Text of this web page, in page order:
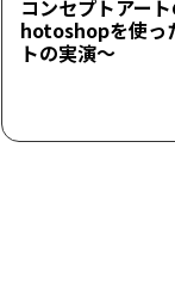
コンセプトアー
hotoshopを使っ
トの実演～